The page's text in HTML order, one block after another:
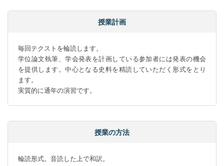
授業計画
毎回テクストを輪読します。
学位論文執筆、学会発表を計画している参加者には発表の機会
を提供します。中心となる史料を精読していただく形式をとり
ます。
実質的に通年の演習です。
授業の方法
輪読形式。音読した上で和訳。